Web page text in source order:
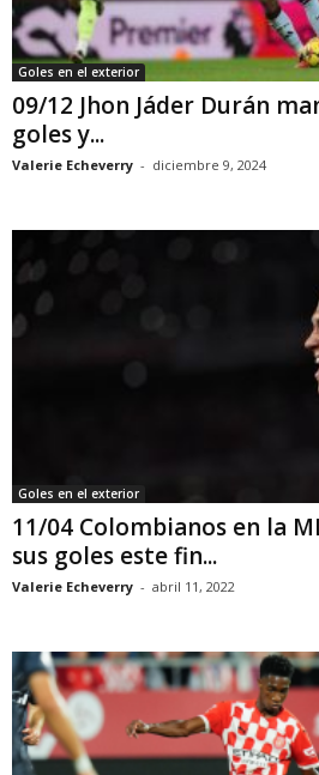
Goles en el exterior
09/12 Jhon Jáder Durán
goles y...
Valerie Echeverry - diciembre 9, 2024
Goles en el exterior
11/04 Colombianos en la
sus goles este fin...
Valerie Echeverry - abril 11, 2022